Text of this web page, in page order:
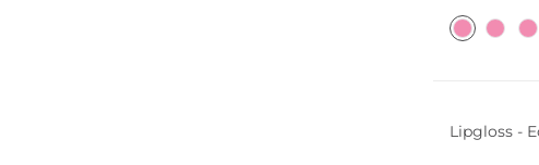
Lipgloss -